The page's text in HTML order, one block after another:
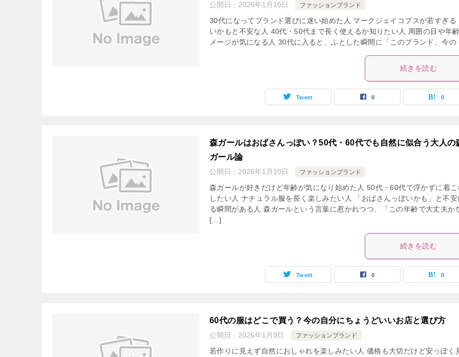
公開日： 2026年1月10日 ファッションブランド
30代になってブランド選びに迷い始めた人 マークジェイコブスが若すぎる
いかもと不安な人 40代・50代まで長く使えるか知りたい人 周囲の目や年
メージが気になる人 30代に入ると、ふとした瞬間に「このブランド、今
続きを読む
Tweet 0 0
森ガールはおばさんっぽい？50代・60代でも自然に似合う大人の
ガール論
公開日： 2026年1月10日 ファッションブランド
森ガールが好きだけど年齢が気になり始めた人 50代・60代で浮かずに着こ
したい人 ナチュラル服を長く楽しみたい人 「おばさんっぽいかも」と不安
る瞬間がある人 森ガールという言葉に惹かれつつ、「この年齢で大丈夫か
[…]
続きを読む
Tweet 0 0
60代の服はどこで買う？今の自分にちょうどいいお店と選び方
公開日： 2026年1月9日 ファッションブランド
若作りに見えず自然におしゃれを楽しみたい人 価格も大切だけど安っぽく